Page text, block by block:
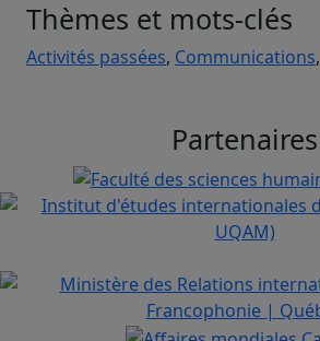
Thèmes et mots-clés
Activités passées, Communications,
Partenaires